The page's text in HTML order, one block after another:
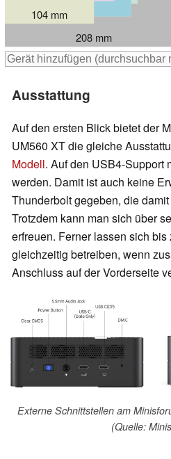
208 mm
104 mm
Ausstattung
Auf den ersten Blick bietet der
UM560 XT die gleiche
Modell. Auf den USB4-Support
werden. Damit ist auch keine
Thunderbolt gegeben, die
Trotzdem kann man sich über
erfreuen. Ferner lassen sich
gleichzeitig betreiben, wenn
Anschluss auf der Vorderseite
Externe Schnittstellen am
(Quelle: